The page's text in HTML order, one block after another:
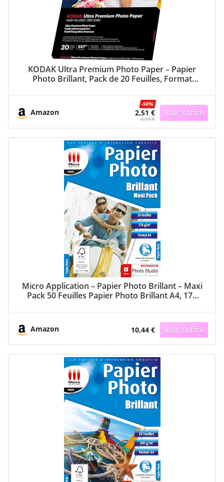
KODAK Ultra Premium Photo Paper – Papier
Photo Brillant, Pack de 20 Feuilles, Format
Idéal pour Albums et Cadres
Amazon 2,51 €
-50%
4,99 €
Micro Application – Papier Photo Brillant – Maxi
Pack 50 Feuilles Papier Photo Brillant A4, 170
Amazon 10,44 €